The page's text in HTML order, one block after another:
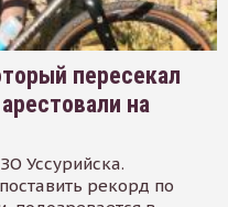
пересекал
на
Уссурийска.
рекорд по